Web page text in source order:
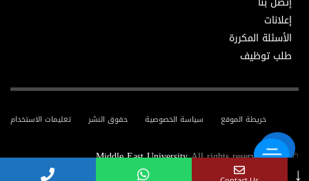
إعلانات
الأسئلة المكررة
طلب توظيف
تعليمات الاستخدام حقوق النشر سياسة الخصوصية خريطة الموقع
© 2025
Middle East UniversityAll rights reserved.
↓